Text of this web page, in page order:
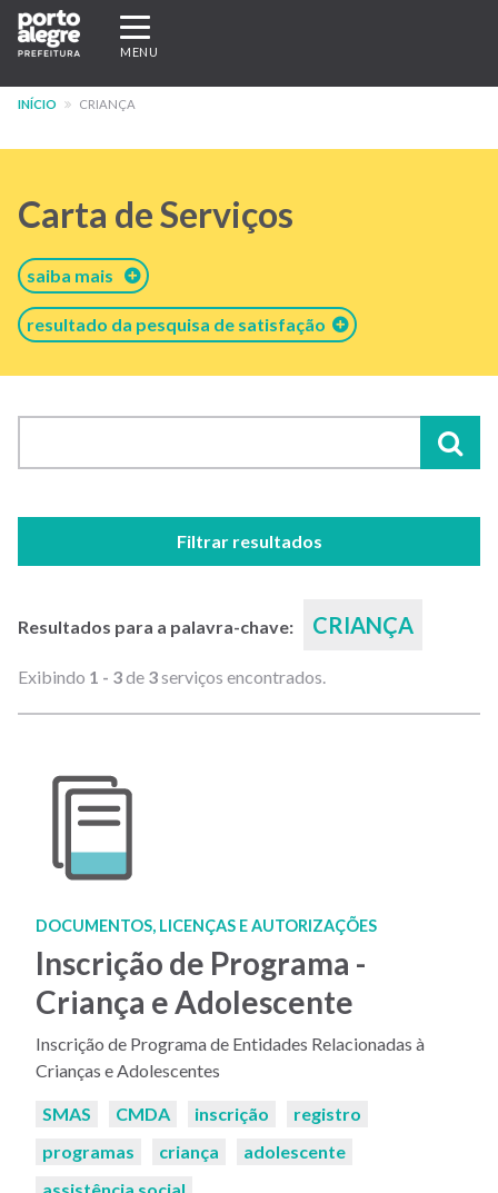
Pular
para
conteúdo
Expandir/recolher
navegação
MENU
INÍCIO CRIANÇA
Carta de Serviços
saiba mais
resultado da pesquisa de satisfação
Filtrar resultados
Resultados para a palavra-chave: CRIANÇA
Exibindo 1 - 3de 3serviços encontrados.
DOCUMENTOS, LICENÇAS E AUTORIZAÇÕES
Inscrição de Programa -
Criança e Adolescente
Inscrição de Programa de Entidades Relacionadas à
Crianças e Adolescentes
Palavras-
SMAS CMDA inscrição
registro
programas
criança
adolescente